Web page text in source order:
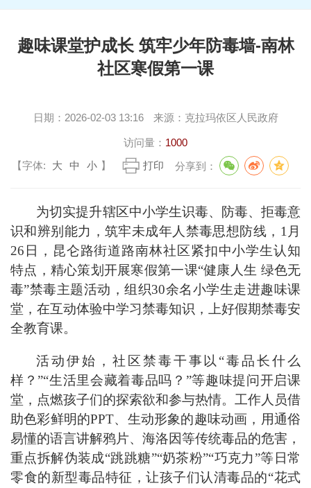
趣味课堂护成长 筑牢少年防毒墙-南林
社区寒假第一课
日期： 2026-02-03 13:16 来源： 克拉玛依区人民政府
访问量： 1000
【字体:
大 中 小 】 打印 分享到：
为切实提升辖区中小学生识毒、防毒、拒毒意
识和辨别 能力 ，筑牢未成年人禁毒思想 防线， 1月
26日， 昆仑路街道路南林社区紧扣中小学生认知
特点，精心策划开展寒假第一课“健康人生 绿色无
毒”禁毒主题活动，组织30余名小学生走进趣味课
堂，在互动体验中学习禁毒知识，上好假期禁毒安
全教育课。
活动伊始 ，社区禁毒干事 以 “毒品长什么
样？”“生活里会藏着毒品吗？ ”等趣味提问开启课
堂， 点燃孩子们的探索欲和参与热情。 工作人员借
助色彩鲜明的PPT、生动形象的趣味动画 ，用通俗
易懂的语言讲解鸦片、海洛因等传统毒品的危害，
重点拆解伪装成“跳跳糖”“奶茶粉”“巧克力”等日常
零食的新型毒品特征 ，让孩子们认清毒品的“花式